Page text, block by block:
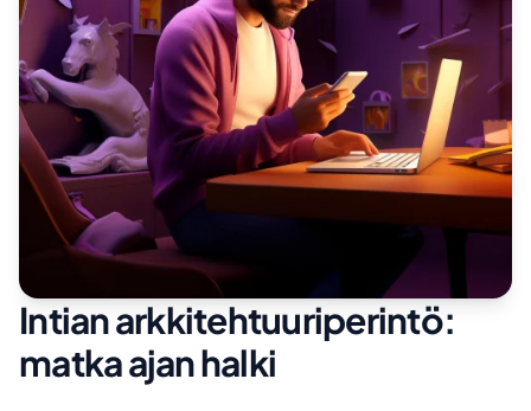
Intian arkkitehtuuriperintö:
matka ajan halki